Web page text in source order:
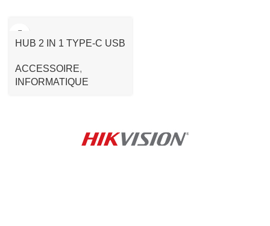
HUB 2 IN 1 TYPE-C USB
ACCESSOIRE,
INFORMATIQUE